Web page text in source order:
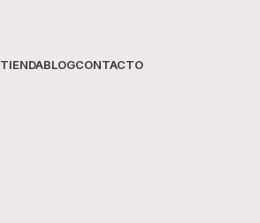
TIENDABLOGCONTACTO